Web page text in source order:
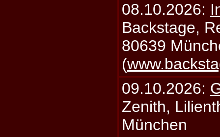
08.10.2026:
Backstage,
80639
(
09.10.2026:
Zenith,
München